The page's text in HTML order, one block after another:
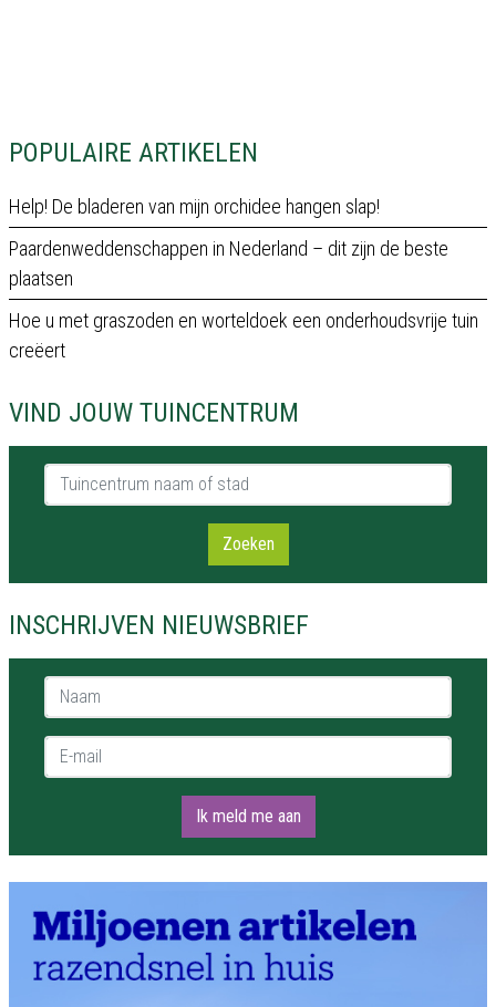
POPULAIRE ARTIKELEN
Help! De bladeren van mijn orchidee hangen slap!
Paardenweddenschappen in Nederland – dit zijn de beste
plaatsen
Hoe u met graszoden en worteldoek een onderhoudsvrije tuin
creëert
VIND JOUW TUINCENTRUM
Tuincentrum naam of stad
Zoeken
INSCHRIJVEN NIEUWSBRIEF
Naam *
E-mail *
Ik meld me aan